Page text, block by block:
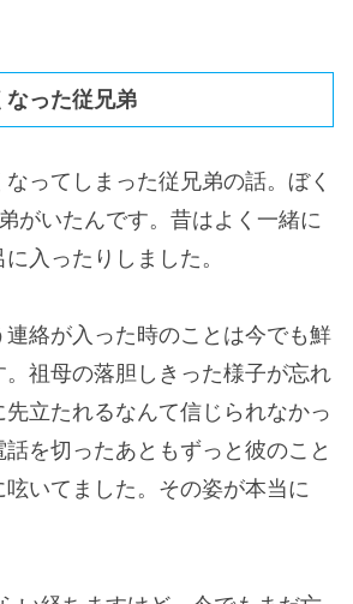
なった従兄弟
ってしまった従兄弟の話。ぼく
がいたんです。昔はよく一緒に
入ったりしました。
絡が入った時のことは今でも鮮
。祖母の落胆しきった様子が忘れ
先立たれるなんて信じられなかっ
を切ったあともずっと彼のこと
呟いてました。その姿が本当に